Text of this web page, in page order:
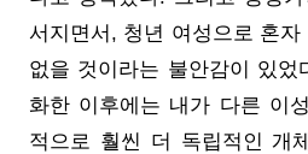
서지면서, 청년 여성으로 혼
없을 것이라는 불안감이 있었
화한 이후에는 내가 다른 이
적으로 훨씬 더 독립적인 개